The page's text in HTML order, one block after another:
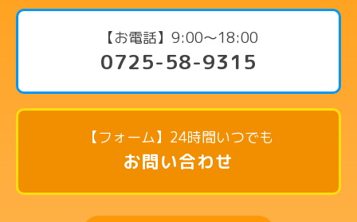
代表挨拶
コース・料金案内
ピアノコース
リトミックコース
英語リトミックコース
ドラムコース
【お電話】9:00〜18:00
0725-58-9315
【フォーム】24時間いつでも
お問い合わせ